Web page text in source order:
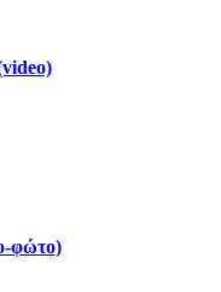
φώτο)